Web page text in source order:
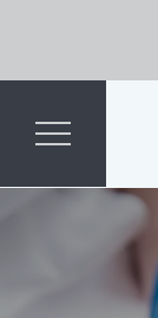
content